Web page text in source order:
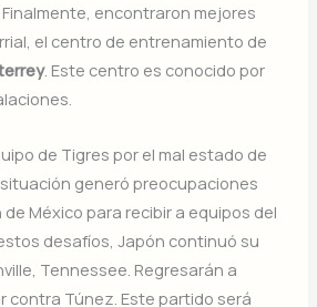
Finalmente, encontraron mejores
el centro de entrenamiento de
. Este centro es conocido por
de Tigres por el mal estado de
generó preocupaciones
México para recibir a equipos del
desafíos, Japón continuó su
Tennessee. Regresarán a
contra Túnez. Este partido será